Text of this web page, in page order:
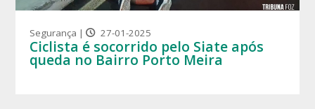
Segurança | 27-01-2025
Ciclista é socorrido pelo Siate após
queda no Bairro Porto Meira